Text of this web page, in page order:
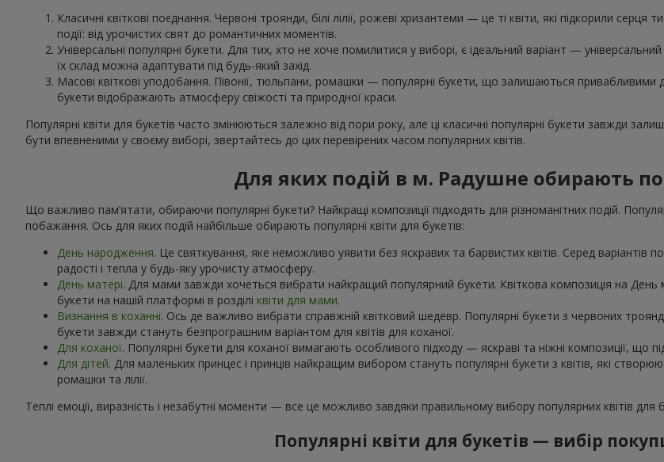
Класичні квіткові поєднання. Червоні троянди, білі лілії, рожеві хризантеми — це ті квіти, які підкорили серця
події: від урочистих свят до романтичних моментів.
Універсальні популярні букети. Для тих, хто не хоче помилитися у виборі, є ідеальний варіант —
їх склад можна адаптувати під будь-який захід.
Масові квіткові уподобання. Півонії, тюльпани, ромашки — популярні букети, що залишаються привабливими
букети відображають атмосферу свіжості та природної краси.
Популярні квіти для букетів часто змінюються залежно від пори року, але ці класичні популярні букети завжди
бути впевненими у своєму виборі, звертайтесь до цих перевірених часом популярних квітів.
Для яких подій в м. Радушне обирають
Що важливо пам’ятати, обираючи популярні букети? Найкращі композиції підходять для різноманітних подій.
побажання. Ось для яких подій найбільше обирають популярні квіти для букетів:
День народження. Це святкування, яке неможливо уявити без яскравих та барвистих квітів. Серед варіантів
радості і тепла у будь-яку урочисту атмосферу.
День матері. Для мами завжди хочеться вибрати найкращий популярний букети. Квіткова композиція на
букети на нашій платформі в розділі квіти для мами.
Визнання в коханні. Ось де важливо вибрати справжній квітковий шедевр. Популярні букети з червоних
букети завжди стануть безпрограшним варіантом для квітів для коханої.
Для коханої. Популярні букети для коханої вимагають особливого підходу — яскраві та ніжні композиції, що
Для дітей. Для маленьких принцес і принців найкращим вибором стануть популярні букети з квітів, які
ромашки та лілії.
Теплі емоції, виразність і незабутні моменти — все це можливо завдяки правильному вибору популярних квітів
Популярні квіти для букетів — вибір